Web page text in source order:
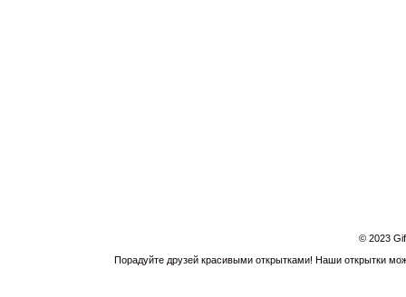
© 2023
Порадуйте друзей красивыми открытками! Наши открытки